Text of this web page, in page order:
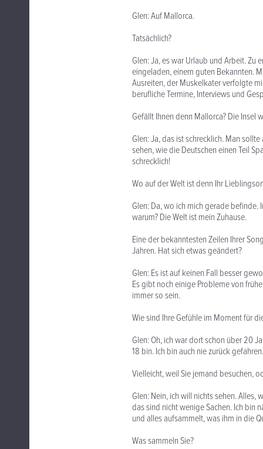
Glen: Auf Mallorca.
Tatsächlich?
Glen: Ja, es war Urlaub und Arbeit. Zu
eingeladen, einem guten Bekannten.
Ausreiten, der Muskelkater verfolgte
berufliche Termine, Interviews und
Gefällt Ihnen denn Mallorca? Die Insel
Glen: Ja, das ist schrecklich. Man
sehen, wie die Deutschen einen Teil
schrecklich!
Wo auf der Welt ist denn Ihr
Glen: Da, wo ich mich gerade befinde.
warum? Die Welt ist mein Zuhause.
Eine der bekanntesten Zeilen Ihrer
Jahren. Hat sich etwas geändert?
Glen: Es ist auf keinen Fall besser
Es gibt noch einige Probleme von
immer so sein.
Wie sind Ihre Gefühle im Moment für
Glen: Oh, ich war dort schon über 20
18 bin. Ich bin auch nie zurück
Vielleicht, weil Sie jemand besuchen,
Glen: Nein, ich will nichts sehen. Alles,
das sind nicht wenige Sachen. Ich bin
und alles aufsammelt, was ihm in die
Was sammeln Sie?